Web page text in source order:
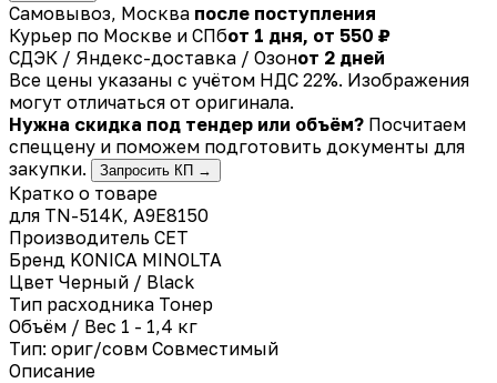
Самовывоз, Москва после поступления
Курьер по Москве и СПбот 1 дня, от 550 ₽
СДЭК / Яндекс-доставка / Озонот 2 дней
Все цены указаны с учётом НДС 22%. Изображения
могут отличаться от оригинала.
Нужна скидка под тендер или объём? Посчитаем
спеццену и поможем подготовить документы для
закупки.
Запросить КП →
Кратко о товаре
для TN-514K, A9E8150
Производитель CET
Бренд KONICA MINOLTA
Цвет Черный / Black
Тип расходника Тонер
Объём / Вес 1 - 1,4 кг
Тип: ориг/совм Совместимый
Описание